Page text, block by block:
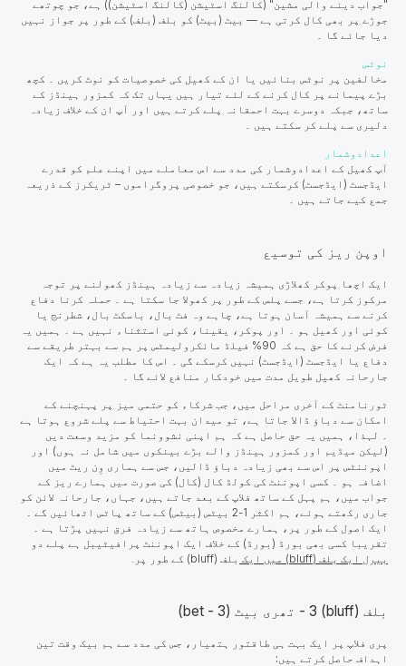
"جواب دینے والی مشین" (کالنگ اسٹیشن (کالنگ اسٹیشن)) ہے، جو چوتھے
جوڑے پر بھی کال کرتی ہے — بیٹ (بیٹ) کو بلف (بلف) کے طور پر جواز نہیں
دیا جائے گا ۔
نوٹس
مخالفین پر نوٹس بنائیں یا ان کے کھیل کی خصوصیات کو نوٹ کریں ۔ کچھ
بڑے پیمانے پر کال کرنے کے لئے تیار ہیں یہاں تک کہ کمزور ہینڈز کے
ساتھ، جبکہ دوسرے بہت احمقانہ پلے کرتے ہیں اور آپ ان کے خلاف زیادہ
دلیری سے پلے کر سکتے ہیں ۔
اعدادوشمار
آپ کھیل کے اعدادوشمار کی مدد سے اس معاملے میں اپنے علم کو قدرے
ایڈجسٹ (ایڈجسٹ) کرسکتے ہیں، جو خصوصی پروگراموں – ٹریکرز کے ذریعہ
جمع کیے جاتے ہیں ۔
اوپن ریز کی توسیع
ایک اچھا پوکر کھلاڑی ہمیشہ زیادہ سے زیادہ ہینڈز کھولنے پر توجہ
مرکوز کرتا ہے، جسے پلس کے طور پر کھولا جا سکتا ہے ۔ حملہ کرنا دفاع
کرنے سے ہمیشہ آسان ہوتا ہے، چاہے وہ فٹ بال، باسکٹ بال، شطرنج یا
کوئی اور کھیل ہو ۔ اور پوکر، یقینا، کوئی استثناء نہیں ہے ۔ ہمیں یہ
فرض کرنے کا حق ہے کہ 90% فیلڈ مائکرولیمٹس پر ہم سے بہتر طریقے سے
دفاع یا ایڈجسٹ (ایڈجسٹ) نہیں کرسکے گی ۔ اس کا مطلب یہ ہے کہ ایک
جارحانہ کھیل طویل مدت میں خودکار منافع لائے گا ۔
ٹورنامنٹ کے آخری مراحل میں، جب شرکاء کو حتمی میز پر پہنچنے کے
امکان سے دباؤ ڈالا جاتا ہے، تو میدان بہت احتیاط سے پلے شروع ہوتا ہے
۔ لہذا، ہمیں یہ حق حاصل ہے کہ ہم اپنی نشوونما کو مزید وسعت دیں
(لیکن میڈیم اور کمزور ہینڈز والے بڑے بینکوں میں شامل نہ ہوں) اور
اپوننٹس پر اس سے بھی زیادہ دباؤ ڈالیں، جس سے ہماری وِن ریٹ میں
اضافہ ہو ۔ کسی اپوننٹ کی کولڈ کال (کال) کی صورت میں ہمارے ریز کے
جواب میں، ہم پہل کے ساتھ فلاپ کے بعد جاتے ہیں، جہاں، جارحانہ لائن کو
جاری رکھتے ہوئے، ہم اکثر 1-2 بیٹس (بیٹس) کے ساتھ پاٹس اٹھائیں گے ۔
ایک اصول کے طور پر، ہمارے مخصوص ہاتھ سے زیادہ فرق نہیں پڑتا ہے ۔
تقریبا کسی بھی بورڈ (بورڈ) کے خلاف ایک اپوننٹ پرافیٹیبل ہے پلے دو
بیرل ایک بلف (bluff) میں ایک
بلف (bluff) کے طور پر.
بلف (bluff) 3 - تھری بیٹ (3 - bet)
پری فلاپ پر ایک بہت ہی طاقتور ہتھیار، جس کی مدد سے ہم بیک وقت تین
اہداف حاصل کرتے ہیں: